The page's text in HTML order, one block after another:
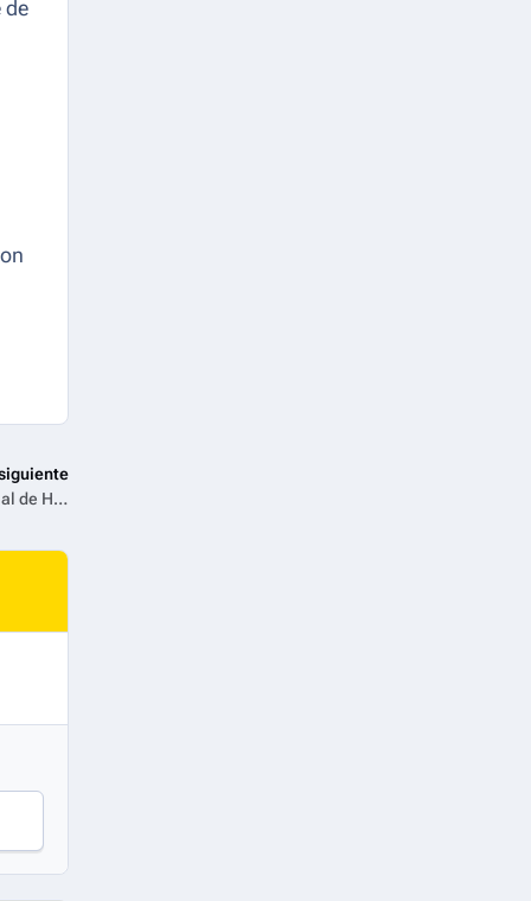
de
Enfrenta tus demonios: HBO Max anuncia programación especial de Halloween